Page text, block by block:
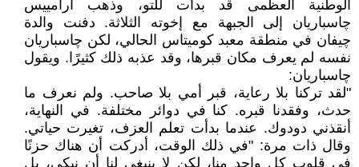
الوطنية العظمى قد بدأت للتو، وذهب أرامييس
چاسباريان إلى الجبهة مع إخوته الثلاثة. دفنت والدة
چيفان في منطقة معبد كوميتاس الحالي، لكن چاسباريان
نفسه لم يعرف مكان قبرها، وقد عذبه ذلك كثيرًا. ويقول
چاسباريان:
"لقد تركنا بلا رعاية، قبر أمي بلا صاحب. ولم نعرف ما
حدث، وفقدنا قبره. كنا في دوائر مختلفة. في النهاية،
أنقذني دودوك. عندما بدأت تعلم العزف، تغيرت حياتي.
وقال ذات مرة: "في ذلك الوقت، أدركت أن هناك حزنًا
في قلوب كل واحد منا، لكن لا ينبغي لنا أن نبكي، بل